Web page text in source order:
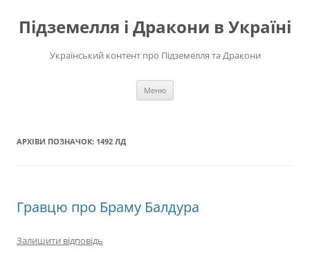
вмісту
Підземелля і Дракони в Україні
Український контент про Підземелля та Дракони
Меню
АРХІВИ ПОЗНАЧОК: 1492 ЛД
Гравцю про Браму Балдура
Залишити відповідь